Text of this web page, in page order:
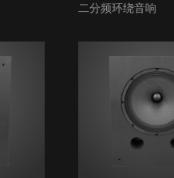
二分频环绕音响